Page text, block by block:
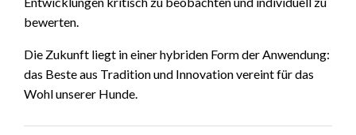
bewerten.
Die Zukunft liegt in einer hybriden Form der Anwendung:
das Beste aus Tradition und Innovation vereint für das
Wohl unserer Hunde.